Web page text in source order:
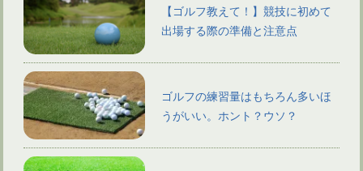
【ゴルフ教えて！】競技に初めて
出場する際の準備と注意点
ゴルフの練習量はもちろん多いほ
うがいい。ホント？ウソ？